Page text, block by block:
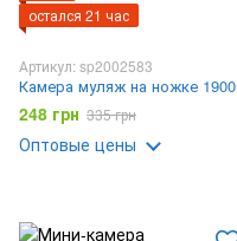
остался 21 час
Артикул: sp2002583
Камера муляж на ножке 1900
248 грн 335 грн
Оптовые цены